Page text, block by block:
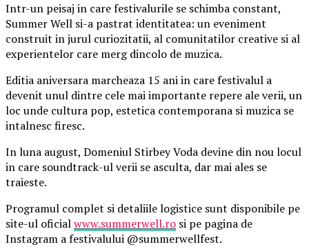
Intr-un peisaj in care festivalurile se schimba constant,
Summer Well si-a pastrat identitatea: un eveniment
construit in jurul curiozitatii, al comunitatilor creative si al
experientelor care merg dincolo de muzica.
Editia aniversara marcheaza 15 ani in care festivalul a
devenit unul dintre cele mai importante repere ale verii, un
loc unde cultura pop, estetica contemporana si muzica se
intalnesc firesc.
In luna august, Domeniul Stirbey Voda devine din nou locul
in care soundtrack-ul verii se asculta, dar mai ales se
traieste.
Programul complet si detaliile logistice sunt disponibile pe
site-ul oficialwww.summerwell.ro si pe pagina de
Instagram a festivalului @summerwellfest.